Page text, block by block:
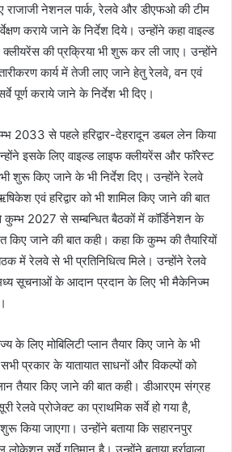
राजाजी नेशनल पार्क, रेलवे और डीएफओ की टीम
कराये जाने के निर्देश दिये। उन्होंने कहा वाइल्ड
की प्रक्रिया भी शुरू कर ली जाए। उन्होंने
कार्य में तेजी लाए जाने हेतु रेलवे, वन एवं
पूर्ण कराये जाने के निर्देश भी दिए।
2033 से पहले हरिद्वार-देहरादून डबल लेन किया
इसके लिए वाइल्ड लाइफ क्लीयरेंस और फॉरेस्ट
शुरू किए जाने के भी निर्देश दिए। उन्होंने रेलवे
एवं हरिद्वार को भी शामिल किए जाने की बात
2027 से सम्बन्धित बैठकों में कॉर्डिनेशन के
किए जाने की बात कही। कहा कि कुम्भ की तैयारियों
में रेलवे से भी प्रतिनिधित्व मिले। उन्होंने रेलवे
सूचनाओं के आदान प्रदान के लिए भी मैकेनिज्म
के लिए मोबिलिटी प्लान तैयार किए जाने के भी
प्रकार के यातायात साधनों और विकल्पों को
तैयार किए जाने की बात कही। डीआरएम संग्रह
रेलवे प्रोजेक्ट का प्राथमिक सर्वे हो गया है,
किया जाएगा। उन्होंने बताया कि सहारनपुर